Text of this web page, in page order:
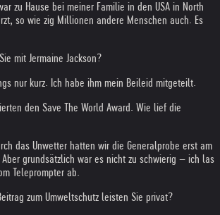
zu Hause bei meiner Familie in den USA in North
so wie zig Millionen andere Menschen auch. Es
Sie mit Jermaine Jackson?
nur kurz. Ich habe ihm mein Beileid mitgeteilt.
den Save The World Award. Wie lief die
das Unwetter hatten wir die Generalprobe erst am
Aber grundsätzlich war es nicht zu schwierig – ich las
Teleprompter ab.
Beitrag zum Umweltschutz leisten Sie privat?